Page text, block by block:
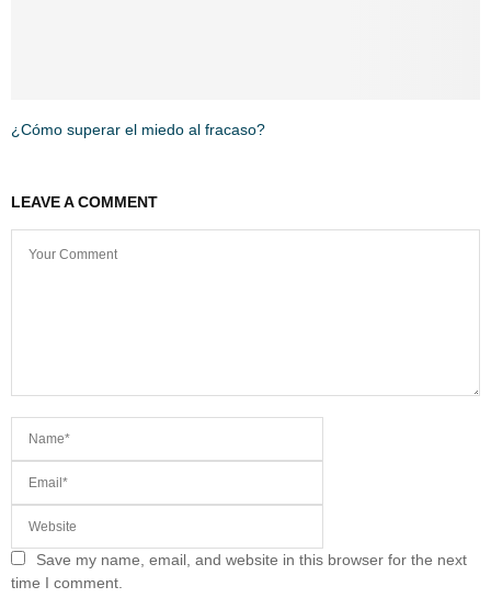
¿Cómo superar el miedo al fracaso?
LEAVE A COMMENT
Save my name, email, and website in this browser for the next
time I comment.